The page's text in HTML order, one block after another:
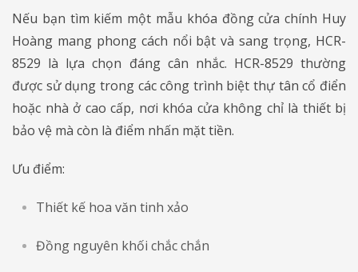
Nếu bạn tìm kiếm một mẫu khóa đồng cửa chính Huy
Hoàng mang phong cách nổi bật và sang trọng, HCR-
8529 là lựa chọn đáng cân nhắc. HCR-8529 thường
được sử dụng trong các công trình biệt thự tân cổ điển
hoặc nhà ở cao cấp, nơi khóa cửa không chỉ là thiết bị
bảo vệ mà còn là điểm nhấn mặt tiền.
Ưu điểm:
Thiết kế hoa văn tinh xảo
Đồng nguyên khối chắc chắn